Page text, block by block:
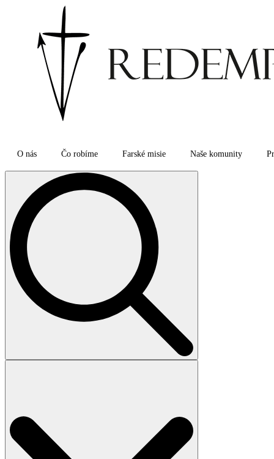
O nás Čo robíme Farské misie Naše komunity
Search